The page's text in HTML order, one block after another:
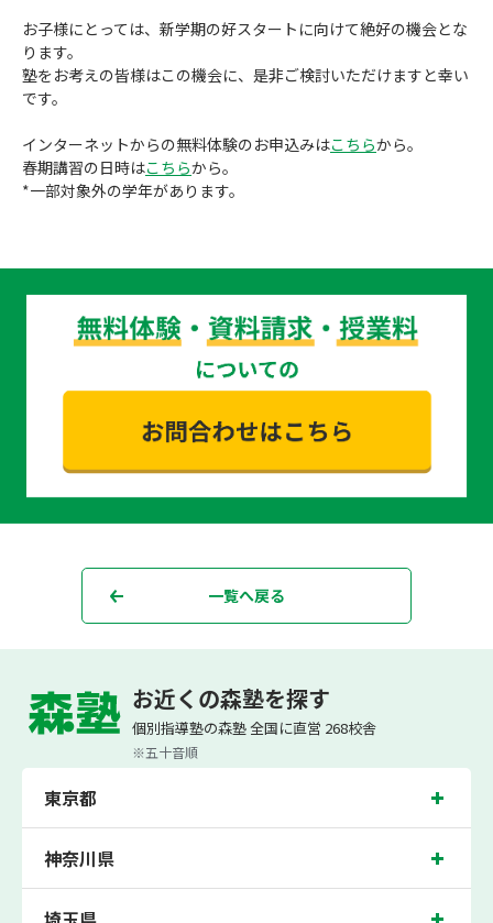
森塾の授業料について
数字でなるほど！森塾
塾の選び方
入塾までの流れ
森塾のお得なキャンペーン・割引制度
0120-602-607
授業料等お問合わせはこちら
お子様にとっては、新学期の好スタートに向けて絶好の機会とな
ります。
塾をお考えの皆様はこの機会に、是非ご検討いただけますと幸い
です。
インターネットからの無料体験のお申込みはこちらから。
春期講習の日時はこちらから。
*一部対象外の学年があります。
一覧へ戻る
個別指導なら森塾 森塾からのお知らせ 【大好評につき受付終了】2025 春期講習 4日間"
お近くの森塾を探す
個別指導塾の森塾 全国に直営 268校舎
※五十音順
東京都
神奈川県